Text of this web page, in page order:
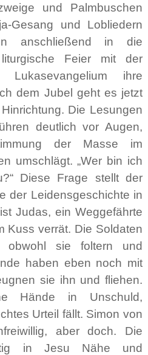
und Palmbuschen
Gesang und Lobliedern
anschließend in die
Feier mit der
ihre
dem Jubel geht es jetzt
Die Lesungen
deutlich vor Augen,
der Masse im
umschlägt. „Wer bin ich
Diese Frage stellt der
der Leidensgeschichte in
Judas, ein Weggefährte
Kuss verrät. Die Soldaten
sie foltern und
haben eben noch mit
sie ihn und fliehen.
Hände in Unschuld,
Urteil fällt. Simon von
aber doch. Die
in Jesu Nähe und